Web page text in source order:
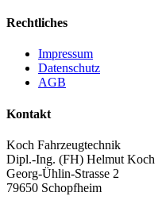
Rechtliches
Impressum
Datenschutz
AGB
Kontakt
Koch Fahrzeugtechnik
Dipl.-Ing. (FH) Helmut Koch
Georg-Ühlin-Strasse 2
79650 Schopfheim